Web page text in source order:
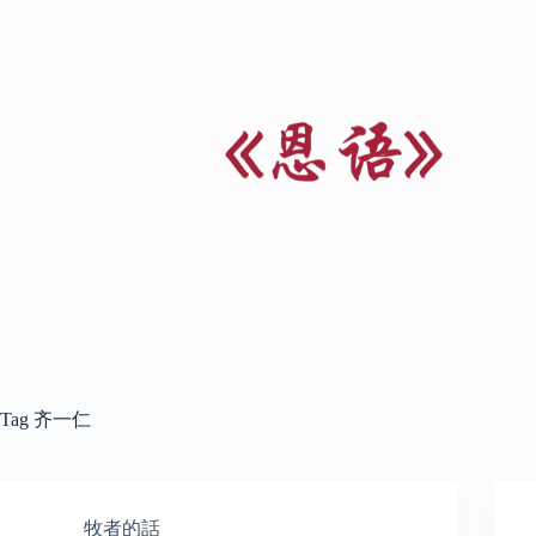
Tag 齐一仁
牧者的話